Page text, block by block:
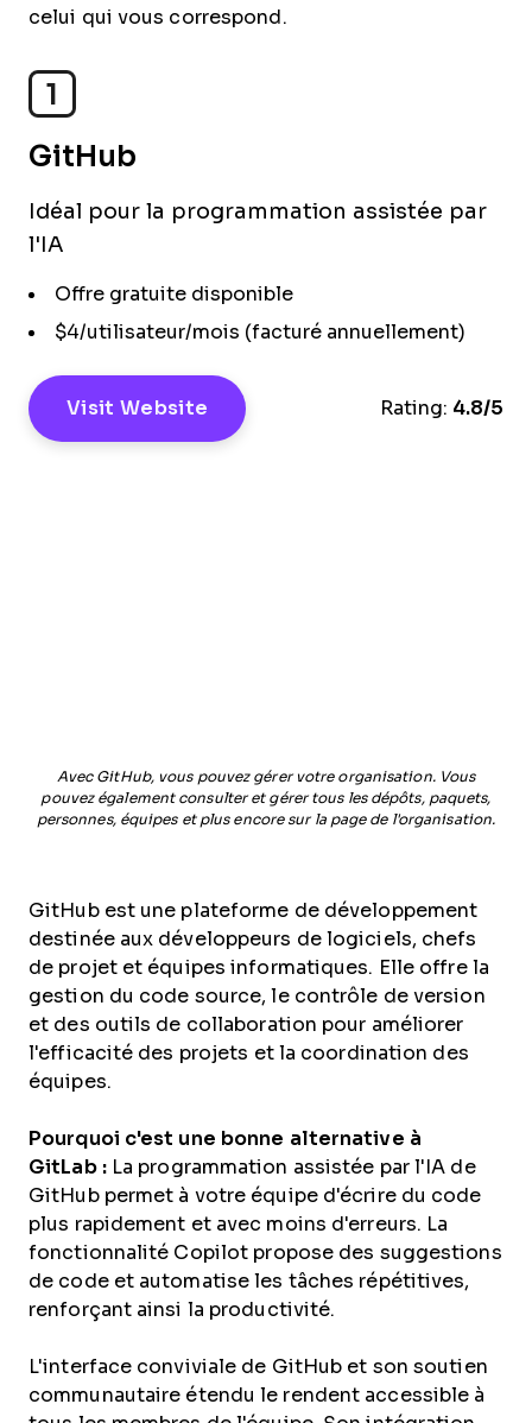
celui qui vous correspond.
1
GitHub
Idéal pour la programmation assistée par
l'IA
Offre gratuite disponible
$4/utilisateur/mois (facturé annuellement)
Visit Website Rating: 4.8/5
Avec GitHub, vous pouvez gérer votre organisation. Vous
pouvez également consulter et gérer tous les dépôts, paquets,
personnes, équipes et plus encore sur la page de l'organisation.
GitHub est une plateforme de développement
destinée aux développeurs de logiciels, chefs
de projet et équipes informatiques. Elle offre la
gestion du code source, le contrôle de version
et des outils de collaboration pour améliorer
l'efficacité des projets et la coordination des
équipes.
Pourquoi c'est une bonne alternative à
GitLab :La programmation assistée par l'IA de
GitHub permet à votre équipe d'écrire du code
plus rapidement et avec moins d'erreurs. La
fonctionnalité Copilot propose des suggestions
de code et automatise les tâches répétitives,
renforçant ainsi la productivité.
L'interface conviviale de GitHub et son soutien
communautaire étendu le rendent accessible à